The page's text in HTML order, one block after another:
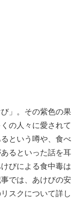
」。その紫色の果
の人々に愛されて
という噂や、食べ
るといった話を耳
びによる食中毒は
では、あけびの安
スクについて詳し